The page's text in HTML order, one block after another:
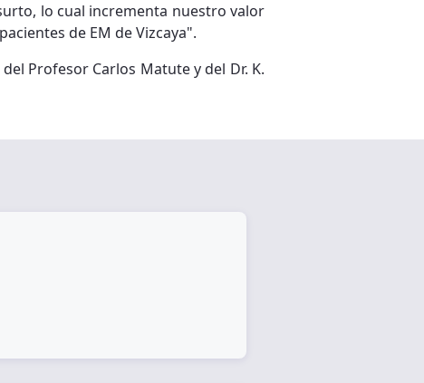
lo cual incrementa nuestro valor
de EM de Vizcaya".
Profesor Carlos Matute y del Dr. K.